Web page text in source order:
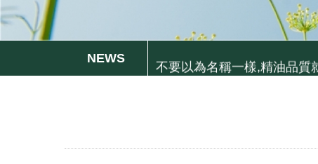
無矽靈洗髮精比較好嗎?不
不要以為名稱一樣,精油品質
控油不要暴力去油, 清爽不